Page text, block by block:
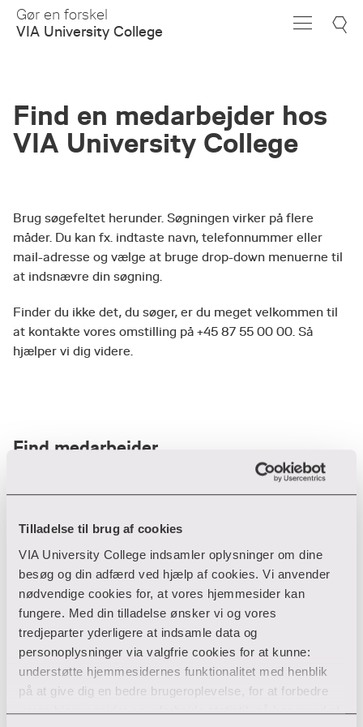
Tilladelse til brug af cookies
VIA University College indsamler oplysninger om dine
besøg og din adfærd ved hjælp af cookies. Vi anvender
nødvendige cookies for, at vores hjemmesider kan
fungere. Med din tilladelse ønsker vi og vores
tredjeparter yderligere at indsamle data og
personoplysninger via valgfrie cookies for at kunne:
understøtte hjemmesidernes funktionalitet med henblik
på at give dig en bedre brugeroplevelse, for at forbedre
vores hjemmesider og udarbejde statistik på baggrund af
Skip
Main
Gør en forskel
VIA University College
Find en medarbejder hos
VIA University College
Brug søgefeltet herunder. Søgningen virker på flere
måder. Du kan fx. indtaste navn, telefonnummer eller
mail-adresse og vælge at bruge drop-down menuerne til
at indsnævre din søgning.
Finder du ikke det, du søger, er du meget velkommen til
at kontakte vores omstilling på +45 87 55 00 00. Så
hjælper vi dig videre.
Find medarbejder
Filter
Ryd filtre
Din søgning gav desværre ikke noget resultat
Giv ikke op endnu!